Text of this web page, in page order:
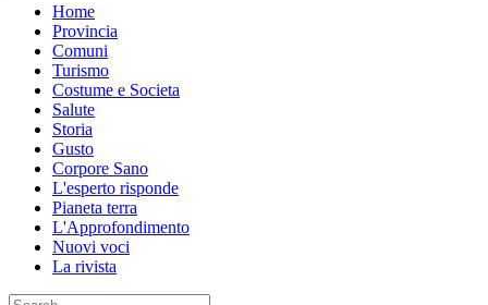
Home
Provincia
Comuni
Turismo
Costume e Societa
Salute
Storia
Gusto
Corpore Sano
L'esperto risponde
Pianeta terra
L'Approfondimento
Nuovi voci
La rivista